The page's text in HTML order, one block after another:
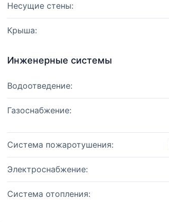
Несущие стены:
Крыша:
Инженерные системы
Водоотведение:
Газоснабжение:
Система пожаротушения:
Электроснабжение:
Система отопления: